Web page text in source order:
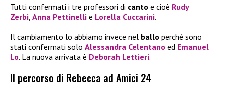
Tutti confermati i tre professori di canto e cioè Rudy
Zerbi Anna Pettinelli e Lorella Cuccarini.
Il cambiamento lo abbiamo invece nel ballo perché sono
stati confermati solo Alessandra Celentano ed Emanuel
Lo. La nuova arrivata è Deborah Lettieri.
Il percorso di Rebecca ad Amici 24